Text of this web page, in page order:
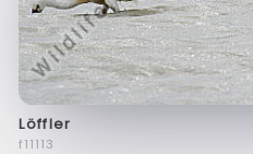
Löffler
f11113